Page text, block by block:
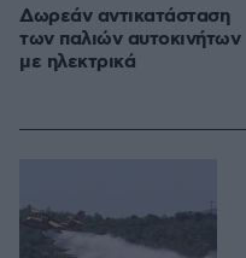
Δωρεάν αντικατάσταση
των παλιών αυτοκινήτων
με ηλεκτρικά